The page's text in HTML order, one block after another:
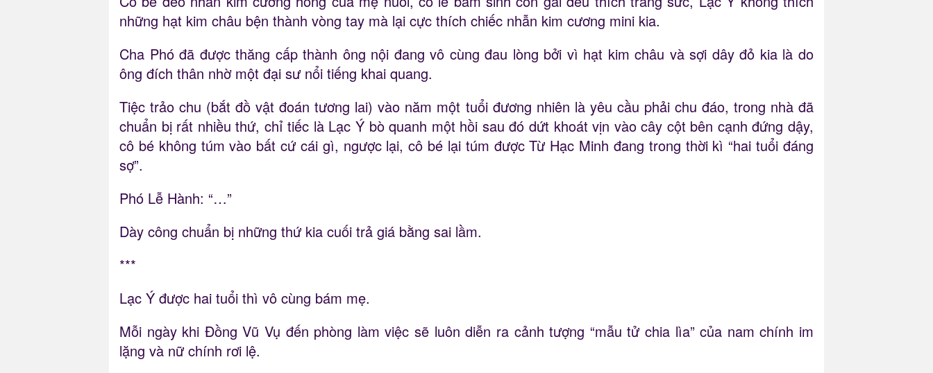
những hạt kim châu bện thành vòng tay mà lại cực thích chiếc nhẫn kim cương mini kia.
Cha Phó đã được thăng cấp thành ông nội đang vô cùng đau lòng bởi vì hạt kim châu và sợi dây đỏ kia là do
ông đích thân nhờ một đại sư nổi tiếng khai quang.
Tiệc trảo chu (bắt đồ vật đoán tương lai) vào năm một tuổi đương nhiên là yêu cầu phải chu đáo, trong nhà đã
chuẩn bị rất nhiều thứ, chỉ tiếc là Lạc Ý bò quanh một hồi sau đó dứt khoát vịn vào cây cột bên cạnh đứng dậy,
cô bé không túm vào bất cứ cái gì, ngược lại, cô bé lại túm được Từ Hạc Minh đang trong thời kì “hai tuổi đáng
sợ”.
Phó Lễ Hành: “…”
Dày công chuẩn bị những thứ kia cuối trả giá bằng sai lầm.
***
Lạc Ý được hai tuổi thì vô cùng bám mẹ.
Mỗi ngày khi Đồng Vũ Vụ đến phòng làm việc sẽ luôn diễn ra cảnh tượng “mẫu tử chia lìa” của nam chính im
lặng và nữ chính rơi lệ.